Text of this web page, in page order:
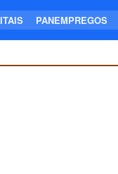
PANEMPREGOS